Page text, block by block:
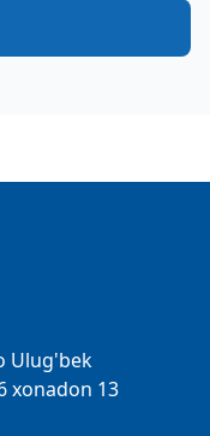
Ulug'bek
xonadon 13